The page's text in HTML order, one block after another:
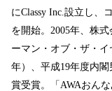
にClassy Inc.設立し、
を開始。2005年、株
ーマン・オブ・ザ・イ
年）、平成19年度内
賞受賞。「AWAおん